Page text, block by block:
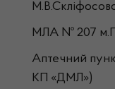
МЛА № 207
Аптечний
КП «ДМЛ»)